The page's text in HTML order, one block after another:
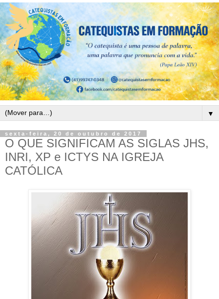
▼
sexta-feira, 20 de outubro de 2017
O QUE SIGNIFICAM AS SIGLAS JHS,
INRI, XP e ICTYS NA IGREJA
CATÓLICA